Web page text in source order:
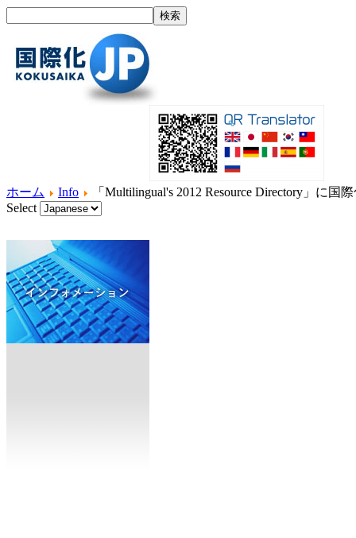
ホーム Info
「Multilingual's 2012 Resource Directory」に国
Select